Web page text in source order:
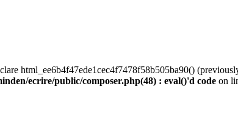
html_ee6b4f47ede1cec4f7478f58b505ba90()
ecrire/public/composer.php(48) : eval()'d code on